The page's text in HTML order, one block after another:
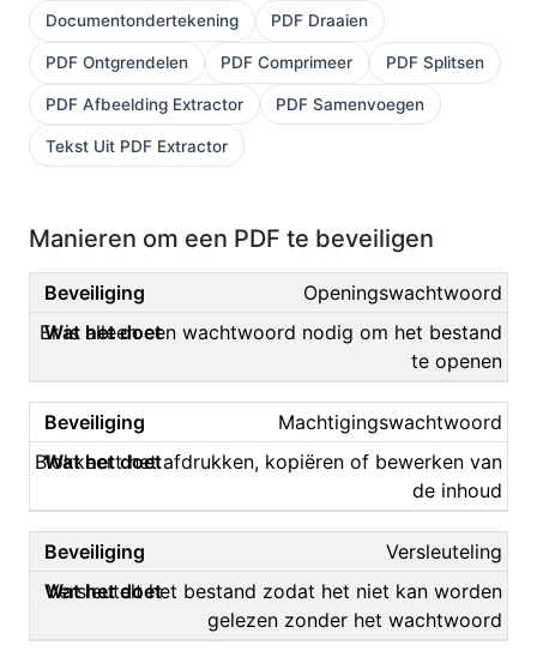
Documentondertekening PDF Draaien
PDF Ontgrendelen PDF Comprimeer PDF Splitsen
PDF Afbeelding Extractor PDF Samenvoegen
Tekst Uit PDF Extractor
Manieren om een PDF te beveiligen
Openingswachtwoord
Er is alleen een wachtwoord nodig om het bestand
te openen
Machtigingswachtwoord
Blokkeert het afdrukken, kopiëren of bewerken van
de inhoud
Versleuteling
Versleutelt het bestand zodat het niet kan worden
gelezen zonder het wachtwoord